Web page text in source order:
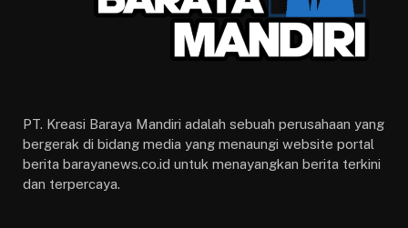
PT. Kreasi Baraya Mandiri adalah sebuah perusahaan yang
bergerak di bidang media yang menaungi website portal
berita barayanews.co.id untuk menayangkan berita terkini
dan terpercaya.